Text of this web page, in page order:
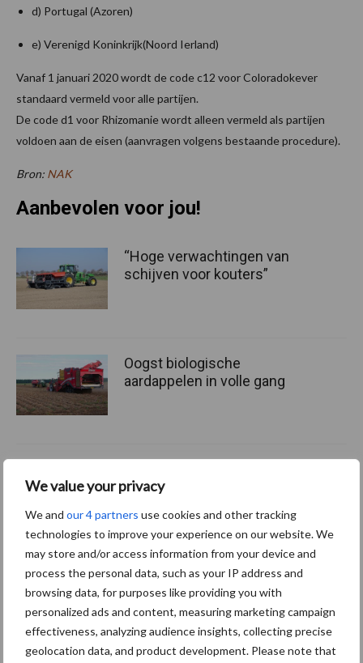
We value your privacy
We and our 4 partners use cookies and other tracking
technologies to improve your experience on our website. We
may store and/or access information from your device and
process the personal data, such as your IP address and
browsing data, for purposes like providing you with
personalized ads and content, measuring marketing campaign
effectiveness, analyzing audience insights, collecting precise
geolocation data, and product development. Please note that
d) Portugal (Azoren)
e) Verenigd Koninkrijk(Noord Ierland)
Vanaf 1 januari 2020 wordt de code c12 voor Coloradokever
standaard vermeld voor alle partijen.
De code d1 voor Rhizomanie wordt alleen vermeld als partijen
voldoen aan de eisen (aanvragen volgens bestaande procedure).
Bron: NAK
Aanbevolen voor jou!
“Hoge verwachtingen van
schijven voor kouters”
Oogst biologische
aardappelen in volle gang
gedragen pootcombinatie
Themapagina's
Machines Duurzaamheid